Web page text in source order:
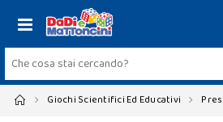
Giochi Scientifici Ed Educativi